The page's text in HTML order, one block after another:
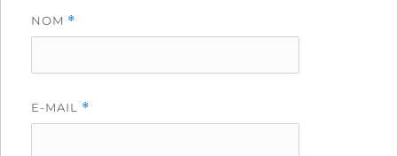
NOM *
E-MAIL *